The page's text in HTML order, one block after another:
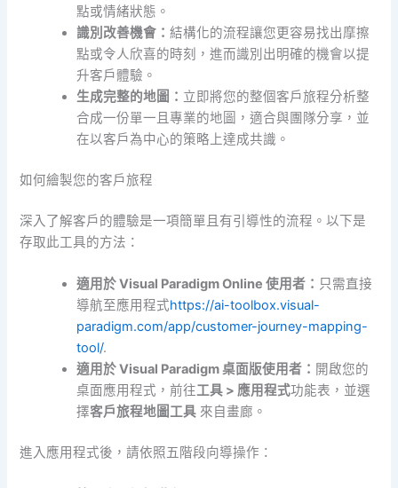
點或情緒狀態。
識別改善機會：結構化的流程讓您更容易找出摩擦
點或令人欣喜的時刻，進而識別出明確的機會以提
升客戶體驗。
生成完整的地圖： 立即將您的整個客戶旅程分析整
合成一份單一且專業的地圖，適合與團隊分享，並
在以客戶為中心的策略上達成共識。
如何繪製您的客戶旅程
深入了解客戶的體驗是一項簡單且有引導性的流程。以下是
存取此工具的方法：
適用於 Visual Paradigm Online 使用者： 只需直接
導航至應用程式https://ai-toolbox.visual-
paradigm.com/app/customer-journey-mapping-
tool/.
適用於 Visual Paradigm 桌面版使用者： 開啟您的
桌面應用程式，前往工具 > 應用程式功能表，並選
擇客戶旅程地圖工具 來自畫廊。
進入應用程式後，請依照五階段向導操作：